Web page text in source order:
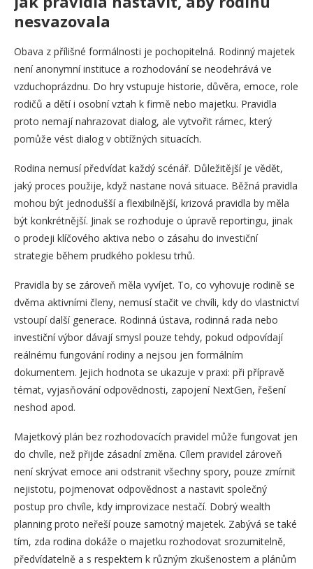
nesvazovala
Obava z přílišné formálnosti je pochopitelná. Rodinný majetek
není anonymní instituce a rozhodování se neodehrává ve
vzduchoprázdnu. Do hry vstupuje historie, důvěra, emoce, role
rodičů a dětí i osobní vztah k firmě nebo majetku. Pravidla
proto nemají nahrazovat dialog, ale vytvořit rámec, který
pomůže vést dialog v obtížných situacích.
Rodina nemusí předvídat každý scénář. Důležitější je vědět,
jaký proces použije, když nastane nová situace. Běžná pravidla
mohou být jednodušší a flexibilnější, krizová pravidla by měla
být konkrétnější. Jinak se rozhoduje o úpravě reportingu, jinak
o prodeji klíčového aktiva nebo o zásahu do investiční
strategie během prudkého poklesu trhů.
Pravidla by se zároveň měla vyvíjet. To, co vyhovuje rodině se
dvěma aktivními členy, nemusí stačit ve chvíli, kdy do vlastnictví
vstoupí další generace. Rodinná ústava, rodinná rada nebo
investiční výbor dávají smysl pouze tehdy, pokud odpovídají
reálnému fungování rodiny a nejsou jen formálním
dokumentem. Jejich hodnota se ukazuje v praxi: při přípravě
témat, vyjasňování odpovědnosti, zapojení NextGen, řešení
neshod apod.
Majetkový plán bez rozhodovacích pravidel může fungovat jen
do chvíle, než přijde zásadní změna. Cílem pravidel zároveň
není skrývat emoce ani odstranit všechny spory, pouze zmírnit
nejistotu, pojmenovat odpovědnost a nastavit společný
postup pro chvíle, kdy improvizace nestačí. Dobrý wealth
planning proto neřeší pouze samotný majetek. Zabývá se také
tím, zda rodina dokáže o majetku rozhodovat srozumitelně,
předvídatelně a s respektem k různým zkušenostem a plánům